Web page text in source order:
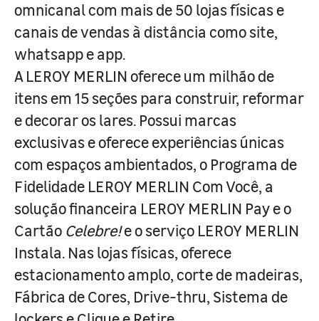
omnicanal com mais de 50 lojas físicas e
canais de vendas à distância como site,
whatsapp e app.
A LEROY MERLIN oferece um milhão de
itens em 15 seções para construir, reformar
e decorar os lares. Possui marcas
exclusivas e oferece experiências únicas
com espaços ambientados, o Programa de
Fidelidade LEROY MERLIN Com Você, a
solução financeira LEROY MERLIN Pay e o
Cartão Celebre!e o serviço LEROY MERLIN
Instala. Nas lojas físicas, oferece
estacionamento amplo, corte de madeiras,
Fábrica de Cores, Drive-thru, Sistema de